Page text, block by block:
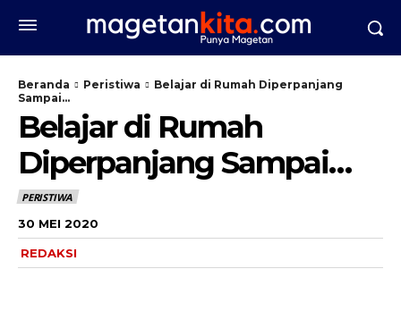
Beranda Peristiwa
Belajar di Rumah Diperpanjang
Sampai...
Belajar di Rumah
Diperpanjang Sampai…
PERISTIWA
30 MEI 2020
REDAKSI